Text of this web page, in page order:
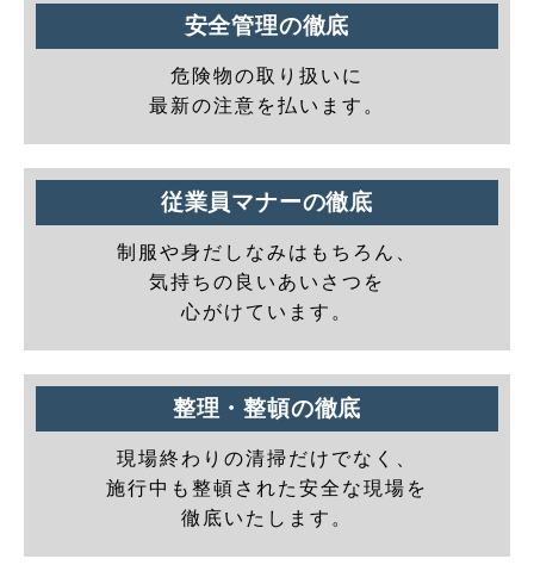
安全管理の徹底
危険物の取り扱いに
最新の注意を払います。
従業員マナーの徹底
制服や身だしなみはもちろん、
気持ちの良いあいさつを
心がけています。
整理・整頓の徹底
現場終わりの清掃だけでなく、
施行中も整頓された安全な現場を
徹底いたします。